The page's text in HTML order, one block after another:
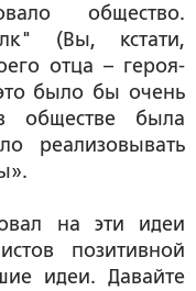
общество.
(Вы, кстати,
отца – героя-
было бы очень
обществе была
реализовывать
на эти идеи
позитивной
идеи. Давайте